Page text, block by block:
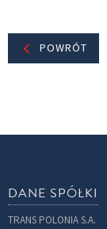
POWRÓT
DANE SPÓŁKI
TRANS POLONIA S.A.